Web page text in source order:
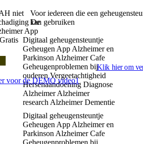
niet
De
App
Gratis
Voor iedereen die een
kan gebruiken
Klik hier om
Digitaal geheugensteuntje
Geheugen App Alzheimer en
Parkinson Alzheimer Cafe
Geheugenproblemen bij
ouderen Vergeetachtigheid
Hersenaandoening Diagnose
Alzheimer Alzheimer
research Alzheimer Dementie
Digitaal geheugensteuntje
Geheugen App Alzheimer en
Parkinson Alzheimer Cafe
Geheugenproblemen bij
voor de DEMO video1